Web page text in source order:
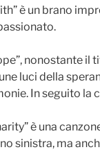
è un brano
nonostante il
luci della
In seguito la
è una
sinistra, ma